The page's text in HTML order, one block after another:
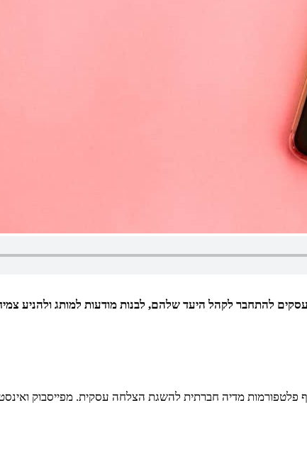
להתחבר לקהל היעד שלהם, לבנות מודעות למותג ולהניע
מדיה חברתית להשגת הצלחה עסקית. מפייסבוק